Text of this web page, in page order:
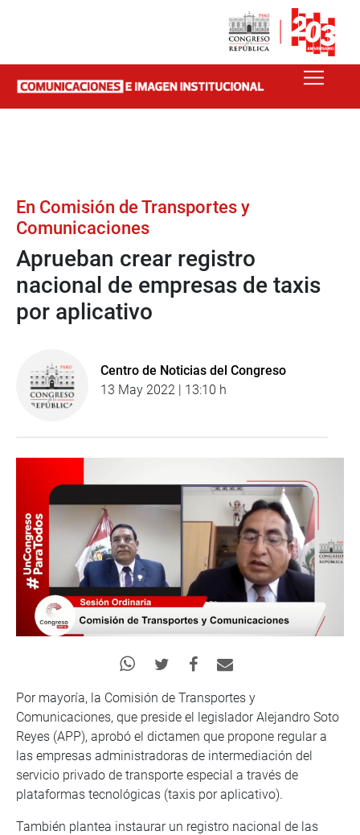
En Comisión de Transportes y
Comunicaciones
Aprueban crear registro
nacional de empresas de taxis
por aplicativo
Centro de Noticias del Congreso
13 May 2022 | 13:10 h
Por mayoría, la Comisión de Transportes y
Comunicaciones, que preside el legislador Alejandro Soto
Reyes (APP), aprobó el dictamen que propone regular a
las empresas administradoras de intermediación del
servicio privado de transporte especial a través de
plataformas tecnológicas (taxis por aplicativo).
También plantea instaurar un registro nacional de las